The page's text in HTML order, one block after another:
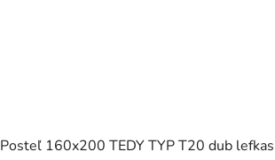
Posteľ 160x200 TEDY TYP T20 dub lefkas